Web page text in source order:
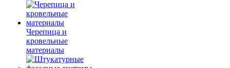
Черепица и
кровельные
материалы